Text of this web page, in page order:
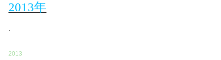
2013年
·
2013